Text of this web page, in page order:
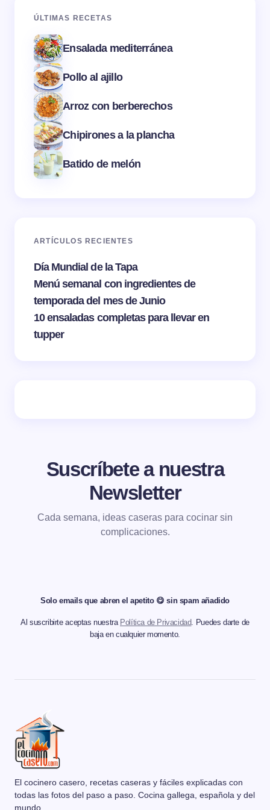
ÚLTIMAS RECETAS
Ensalada mediterránea
Pollo al ajillo
Arroz con berberechos
Chipirones a la plancha
Batido de melón
ARTÍCULOS RECIENTES
Día Mundial de la Tapa
Menú semanal con ingredientes de
temporada del mes de Junio
10 ensaladas completas para llevar en
tupper
Suscríbete a nuestra
Newsletter
Cada semana, ideas caseras para cocinar sin
complicaciones.
Solo emails que abren el apetito 😋 sin spam añadido
Al suscribirte aceptas nuestra Política de Privacidad. Puedes darte de
baja en cualquier momento.
El cocinero casero, recetas caseras y fáciles explicadas con
todas las fotos del paso a paso. Cocina gallega, española y del
mundo.